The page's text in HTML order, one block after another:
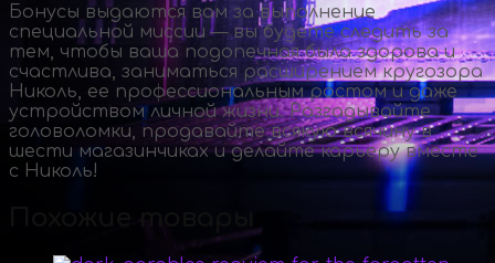
Бонусы выдаются вам за выполнение
специальной миссии — вы будете следить за
тем, чтобы ваша подопечная была здорова и
счастлива, заниматься расширением кругозора
Николь, ее профессиональным ростом и даже
устройством личной жизни. Разгадывайте
головоломки, продавайте всякую всячину в
шести магазинчиках и делайте карьеру вместе
с Николь!